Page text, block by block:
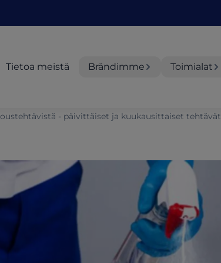
Tietoa meistä Brändimme Toimialat
- päivittäiset ja kuukausittaiset tehtävät